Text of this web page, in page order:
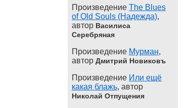
Произведение The Blues
of Old Souls (Надежда),
автор Василиса
Серебряная
Произведение Мурман,
автор Дмитрий Новиковъ
Произведение Или ещё
какая блажь, автор
Николай Отпущения